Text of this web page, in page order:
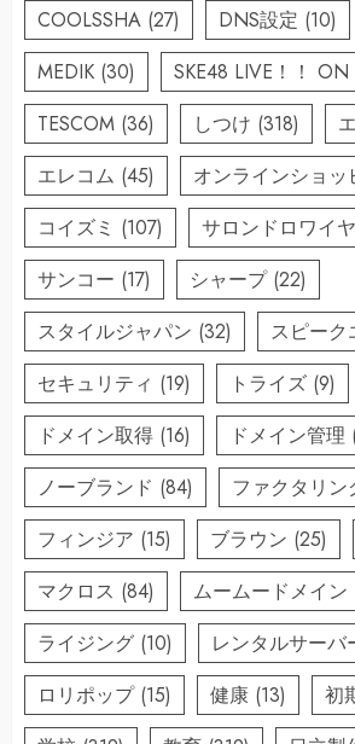
COOLSSHA (27) DNS設定 (10)
MEDIK (30) SKE48 LIVE！！
TESCOM (36) しつけ (318)
エレコム (45) オンラインショッ
コイズミ (107) サロンドロワイ
サンコー (17) シャープ(22)
スタイルジャパン (32) スピーク
セキュリティ (19) トライズ (9)
ドメイン取得 (16) ドメイン管理
ノーブランド (84) ファクタリン
フィンジア (15) ブラウン (25)
マクロス (84) ムームードメイン
ライジング (10) レンタルサーバ
ロリポップ(15) 健康 (13) 初